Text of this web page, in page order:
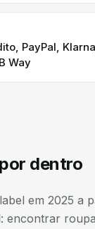
PayPal,
Way
por dentro
em 2025 a
encontrar